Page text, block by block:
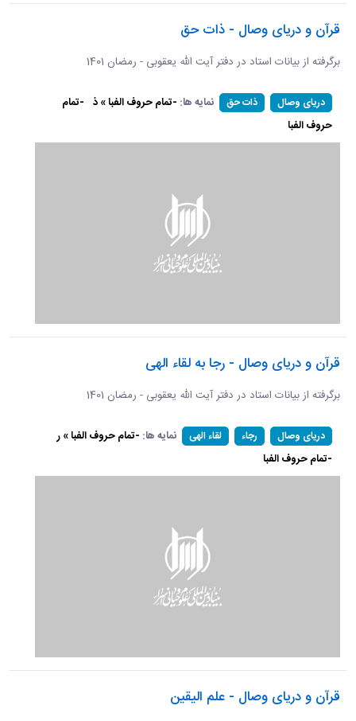
قرآن و دریای وصال - ذات حق
برگرفته از بیانات استاد در دفتر آیت الله یعقوبی - رمضان 1401
دریای وصال ذات حق نمایه ها: -تمام حروف الفبا » ذ -تمام
حروف الفبا
قرآن و دریای وصال - رجا به لقاء الهی
برگرفته از بیانات استاد در دفتر آیت الله یعقوبی - رمضان 1401
دریای وصال رجاء لقاء الهی نمایه ها: -تمام حروف الفبا » ر
-تمام حروف الفبا
قرآن و دریای وصال - علم الیقین